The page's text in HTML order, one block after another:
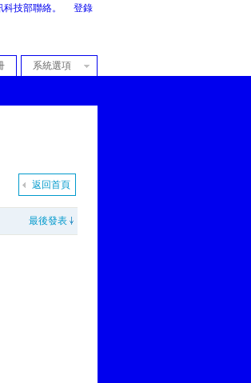
技部聯絡。 登錄
系統選項
返回首頁
最後發表